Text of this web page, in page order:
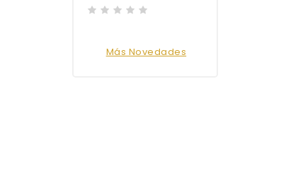
Más Novedades